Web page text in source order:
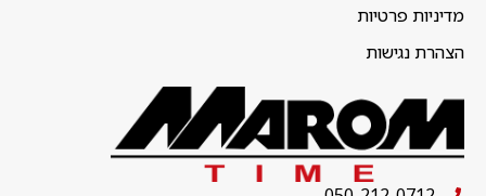
מדיניות פרטיות
הצהרת נגישות